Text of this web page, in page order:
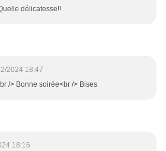
délicatesse!!
2024 18:47
/> Bonne soirée<br /> Bises
18:16